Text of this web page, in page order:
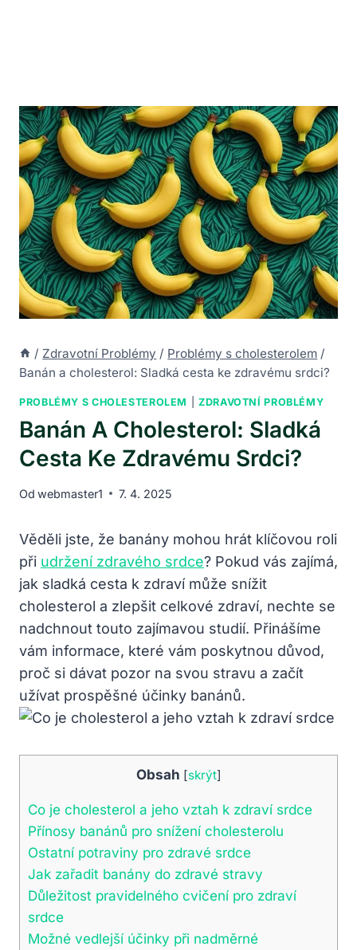
/ Zdravotní Problémy / Problémy s cholesterolem /
Banán a cholesterol: Sladká cesta ke zdravému srdci?
PROBLÉMY S CHOLESTEROLEM |ZDRAVOTNÍ PROBLÉMY
Banán A Cholesterol: Sladká
Cesta Ke Zdravému Srdci?
Od webmaster1 7. 4. 2025
Věděli jste, že banány mohou hrát klíčovou roli
při udržení zdravého srdce? Pokud vás zajímá,
jak sladká cesta k zdraví může snížit
cholesterol a zlepšit celkové zdraví, nechte se
nadchnout touto zajímavou studií. Přinášíme
vám informace, které vám poskytnou důvod,
proč si dávat pozor na svou stravu a začít
užívat prospěšné účinky banánů.
Obsah [skrýt]
Co je cholesterol a jeho vztah k zdraví srdce
Přínosy banánů pro snížení cholesterolu
Ostatní potraviny pro zdravé srdce
Jak zařadit banány do zdravé stravy
Důležitost pravidelného cvičení pro zdraví
srdce
Možné vedlejší účinky při nadměrné